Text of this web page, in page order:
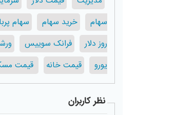
سهام
خرید سهام سهام
روز دلار
فرانک سوییس
یورو
قیمت خانه قیمت
نظر کاربران